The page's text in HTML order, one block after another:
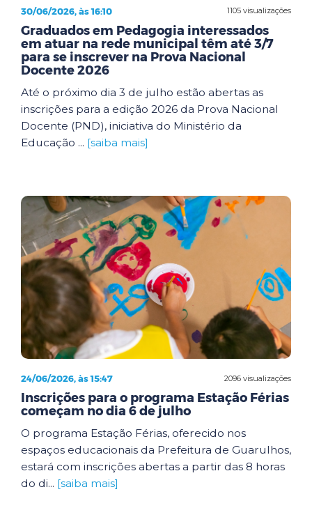
1105 visualizações
30/06/2026, às 16:10
Graduados em Pedagogia interessados
em atuar na rede municipal têm até 3/7
para se inscrever na Prova Nacional
Docente 2026
Até o próximo dia 3 de julho estão abertas as
inscrições para a edição 2026 da Prova Nacional
Docente (PND), iniciativa do Ministério da
Educação ... [saiba mais]
2096 visualizações
24/06/2026, às 15:47
Inscrições para o programa Estação Férias
começam no dia 6 de julho
O programa Estação Férias, oferecido nos
espaços educacionais da Prefeitura de Guarulhos,
estará com inscrições abertas a partir das 8 horas
do di... [saiba mais]